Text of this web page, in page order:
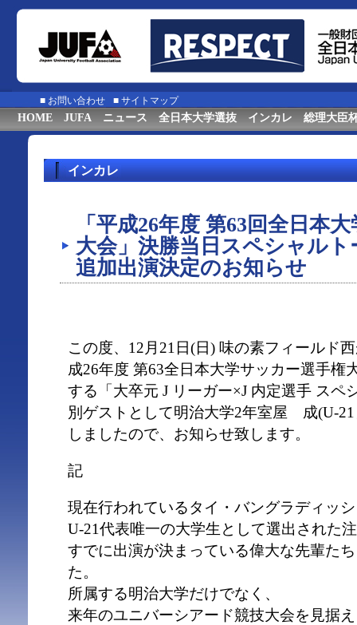
■ お問い合わせ ■ サイトマップ
HOME JUFA ニュース 全日本大学選抜 インカレ 総理大臣
インカレ
「平成26年度 第63回全日本
大会」決勝当日スペシャル
追加出演決定のお知らせ
この度、12月21日(日) 味の素フィールド
成26年度 第63全日本大学サッカー選手権
する「大卒元 J リーガー×J 内定選手 スペ
別ゲストとして明治大学2年室屋 成(U-
しましたので、お知らせ致します。
記
現在行われているタイ・バングラディッ
U-21代表唯一の大学生として選出された
すでに出演が決まっている偉大な先輩た
た。
所属する明治大学だけでなく、
来年のユニバーシアード競技大会を見据